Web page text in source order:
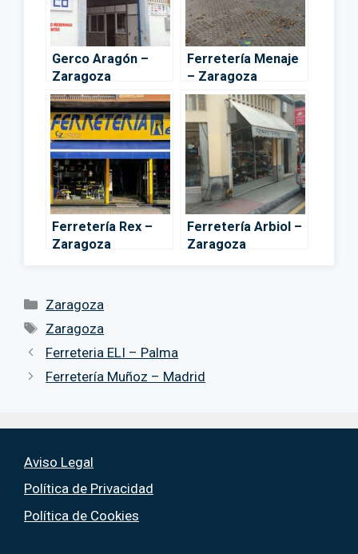
Gerco Aragón –
Zaragoza
Ferretería Menaje
– Zaragoza
Ferretería Rex –
Zaragoza
Ferretería Arbiol –
Zaragoza
Categorías
Zaragoza
Etiquetas
Zaragoza
Ferreteria ELI – Palma
Ferretería Muñoz – Madrid
Aviso Legal
Política de Privacidad
Política de Cookies